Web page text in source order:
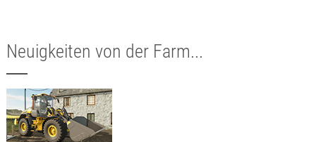
Neuigkeiten von der Farm...